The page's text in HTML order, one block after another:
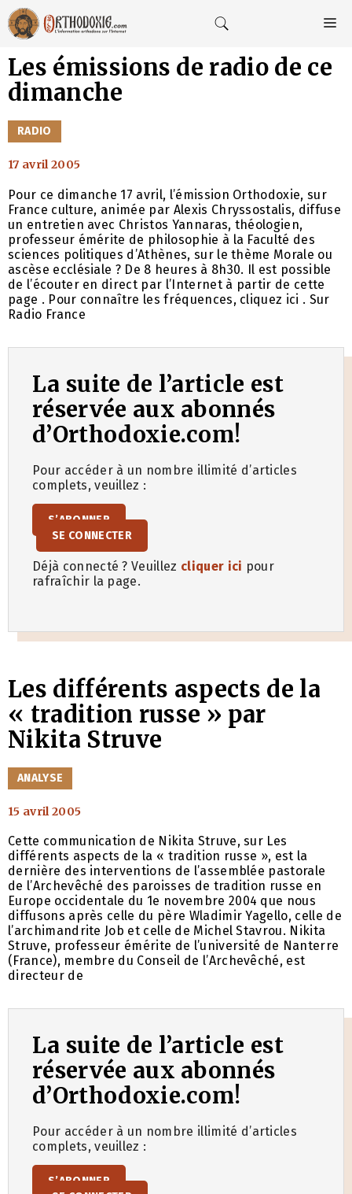
Aller
au
contenu
Les émissions de radio de ce
dimanche
CATÉGORIES
RADIO
17 avril 2005
Pour ce dimanche 17 avril, l’émission Orthodoxie, sur
France culture, animée par Alexis Chryssostalis, diffuse
un entretien avec Christos Yannaras, théologien,
professeur émérite de philosophie à la Faculté des
sciences politiques d’Athènes, sur le thème Morale ou
ascèse ecclésiale ? De 8 heures à 8h30. Il est possible
de l’écouter en direct par l’Internet à partir de cette
page . Pour connaître les fréquences, cliquez ici . Sur
Radio France
La suite de l’article est
réservée aux abonnés
d’Orthodoxie.com!
Pour accéder à un nombre illimité d’articles
complets, veuillez :
S’ABONNER
SE CONNECTER
Déjà connecté ? Veuillez cliquer ici pour
rafraîchir la page.
Les différents aspects de la
« tradition russe » par
Nikita Struve
CATÉGORIES
ANALYSE
15 avril 2005
Cette communication de Nikita Struve, sur Les
différents aspects de la « tradition russe », est la
dernière des interventions de l’assemblée pastorale
de l’Archevêché des paroisses de tradition russe en
Europe occidentale du 1e novembre 2004 que nous
diffusons après celle du père Wladimir Yagello, celle de
l’archimandrite Job et celle de Michel Stavrou. Nikita
Struve, professeur émérite de l’université de Nanterre
(France), membre du Conseil de l’Archevêché, est
directeur de
La suite de l’article est
réservée aux abonnés
d’Orthodoxie.com!
Pour accéder à un nombre illimité d’articles
complets, veuillez :
S’ABONNER